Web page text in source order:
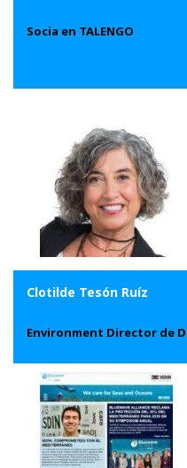
Socia en TALENGO
Clotilde Tesón Ruíz
Environment